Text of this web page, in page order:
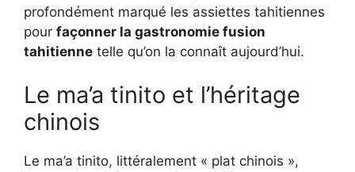
profondément marqué les assiettes tahitiennes
pour façonner la gastronomie fusion
tahitienne telle qu’on la connaît aujourd’hui.
Le ma’a tinito et l’héritage
chinois
Le ma’a tinito, littéralement « plat chinois »,